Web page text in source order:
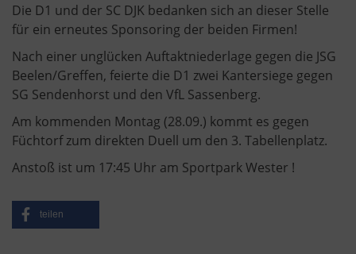
Die D1 und der SC DJK bedanken sich an dieser Stelle
für ein erneutes Sponsoring der beiden Firmen!
Nach einer unglücken Auftaktniederlage gegen die JSG
Beelen/Greffen, feierte die D1 zwei Kantersiege gegen
SG Sendenhorst und den VfL Sassenberg.
Am kommenden Montag (28.09.) kommt es gegen
Füchtorf zum direkten Duell um den 3. Tabellenplatz.
Anstoß ist um 17:45 Uhr am Sportpark Wester !
teilen